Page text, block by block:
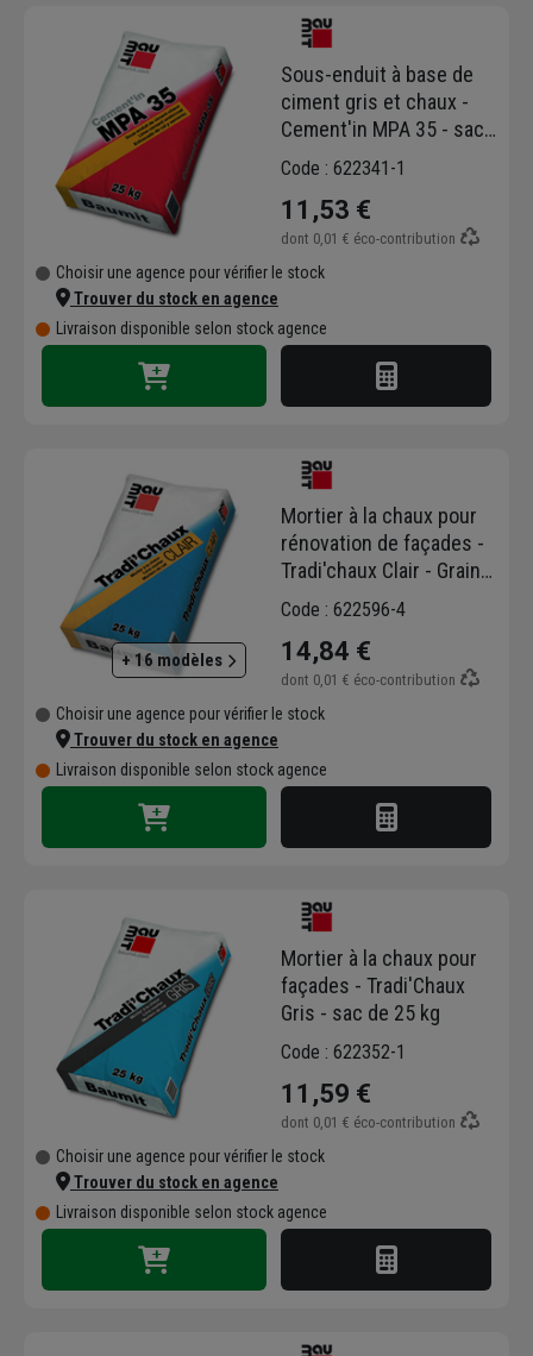
Sous-enduit à base de
ciment gris et chaux -
Cement'in MPA 35 - sac
de 25 KG
Code : 622341-1
11,53 €
dont 0,01 € éco-contribution
Choisir une agence pour vérifier le stock
Trouver du stock en agence
Livraison disponible selon stock agence
+ 16 modèles
Mortier à la chaux pour
rénovation de façades -
Tradi'chaux Clair - Grain
fin - Oslo - sac de 25 kg
Code : 622596-4
14,84 €
dont 0,01 € éco-contribution
Choisir une agence pour vérifier le stock
Trouver du stock en agence
Livraison disponible selon stock agence
Mortier à la chaux pour
façades - Tradi'Chaux
Gris - sac de 25 kg
Code : 622352-1
11,59 €
dont 0,01 € éco-contribution
Choisir une agence pour vérifier le stock
Trouver du stock en agence
Livraison disponible selon stock agence